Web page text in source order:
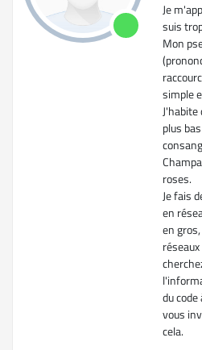
Je
suis
Mon
simple
plus
roses.
Je fais
en
en
du
vous
cela.​